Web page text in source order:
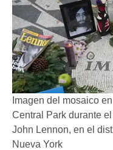
Imagen del mosaico
Central Park durante
John Lennon, en el
Nueva York